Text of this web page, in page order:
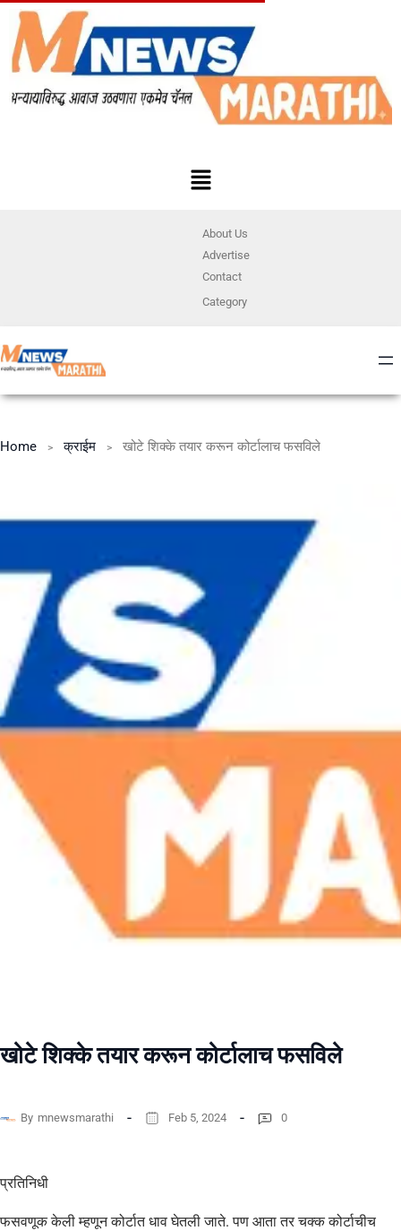
About Us
Advertise
Contact
Category
Home क्राईम खोटे शिक्के तयार करून कोर्टालाच फसविले
खोटे शिक्के तयार करून कोर्टालाच फसविले
By mnewsmarathi Feb 5, 2024 0
प्रतिनिधी
फसवणूक केली म्हणून कोर्टात धाव घेतली जाते. पण आता तर चक्क कोर्टाचीच